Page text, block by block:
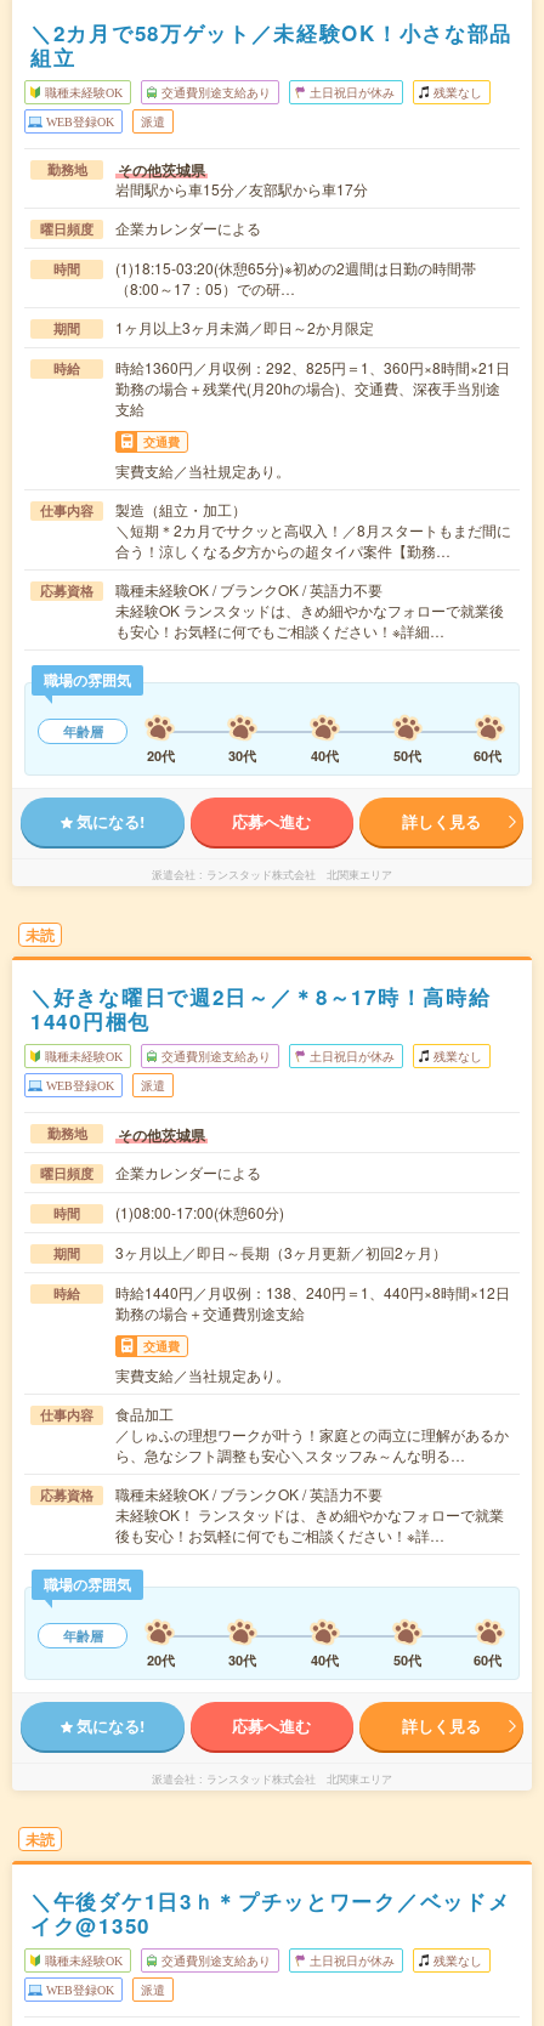
＼2カ月で58万ゲット／未経験OK！小さな部品
組立
職種未経験OK 交通費別途支給あり 土日祝日が休み 残業なし
WEB登録OK 派遣
勤務地 その他茨城県
岩間駅から車15分／友部駅から車17分
曜日頻度 企業カレンダーによる
時間
(1)18:15-03:20(休憩65分)※初めの2週間は日勤の時間帯
（8:00～17：05）での研…
期間 1ヶ月以上3ヶ月未満／即日～2か月限定
時給
時給1360円／月収例：292、825円＝1、360円×8時間×21日
勤務の場合＋残業代(月20hの場合)、交通費、深夜手当別途
支給
交通費
実費支給／当社規定あり。
仕事内容
製造（組立・加工）
＼短期＊2カ月でサクッと高収入！／8月スタートもまだ間に
合う！涼しくなる夕方からの超タイパ案件【勤務…
応募資格
職種未経験OK / ブランクOK / 英語力不要
未経験OK ランスタッドは、きめ細やかなフォローで就業後
も安心！お気軽に何でもご相談ください！※詳細…
職場の雰囲気
年齢層
20代
30代 40代 50代 60代
気になる! 応募へ進む 詳しく見る
派遣会社 ランスタッド株式会社 北関東エリア
未読
＼好きな曜日で週2日～／＊8～17時！高時給
1440円梱包
職種未経験OK 交通費別途支給あり 土日祝日が休み 残業なし
WEB登録OK 派遣
勤務地 その他茨城県
曜日頻度 企業カレンダーによる
時間 (1)08:00-17:00(休憩60分)
期間 3ヶ月以上／即日～長期（3ヶ月更新／初回2ヶ月）
時給
時給1440円／月収例：138、240円＝1、440円×8時間×12日
勤務の場合＋交通費別途支給
交通費
実費支給／当社規定あり。
仕事内容
食品加工
／しゅふの理想ワークが叶う！家庭との両立に理解があるか
ら、急なシフト調整も安心＼スタッフみ～んな明る…
応募資格
職種未経験OK / ブランクOK / 英語力不要
未経験OK！ ランスタッドは、きめ細やかなフォローで就業
後も安心！お気軽に何でもご相談ください！※詳…
職場の雰囲気
年齢層
20代
30代 40代 50代 60代
気になる! 応募へ進む 詳しく見る
派遣会社 ランスタッド株式会社 北関東エリア
未読
＼午後ダケ1日3ｈ＊プチッとワーク／ベッドメ
イク@1350
職種未経験OK 交通費別途支給あり 土日祝日が休み 残業なし
WEB登録OK 派遣